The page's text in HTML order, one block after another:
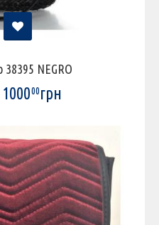
38395 NEGRO
100000грн